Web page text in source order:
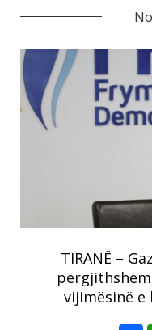
TIRANË –
vijimësinë